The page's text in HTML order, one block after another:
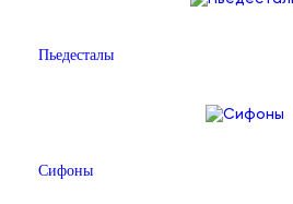
Пьедесталы
Сифоны